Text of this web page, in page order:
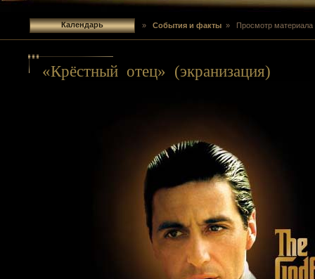
Календарь » События и факты » Просмотр
«Крёстный отец» (экранизация)